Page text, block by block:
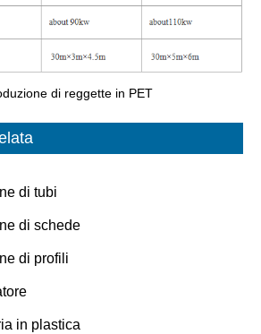
di reggette in PET
di tubi
di schede
di profili
in plastica